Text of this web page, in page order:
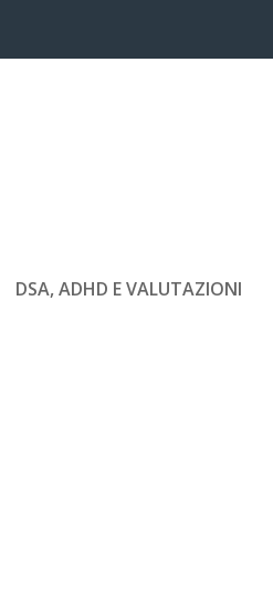
DSA, ADHD E VALUTAZIONI